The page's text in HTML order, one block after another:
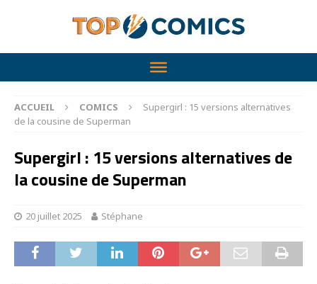
ACCUEIL COMICS
Supergirl : 15 versions alternatives
de la cousine de Superman
Supergirl : 15 versions alternatives de
la cousine de Superman
20 juillet 2025 Stéphane